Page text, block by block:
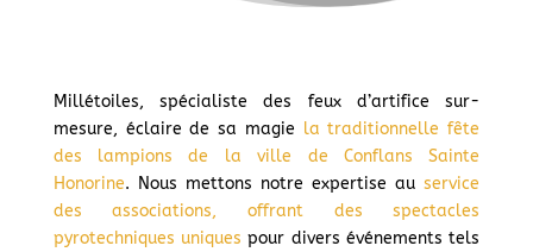
Millétoiles, spécialiste des feux d’artifice sur-
mesure, éclaire de sa magie la traditionnelle fête
des lampions de la ville de Conflans Sainte
Honorine. Nous mettons notre expertise auservice
des associations, offrant des spectacles
pyrotechniques uniques pour divers événements tels